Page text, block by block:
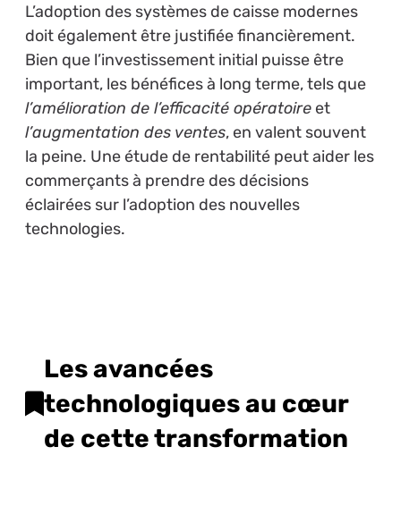
L’adoption des systèmes de caisse modernes
doit également être justifiée financièrement.
Bien que l’investissement initial puisse être
important, les bénéfices à long terme, tels que
l’amélioration de l’efficacité opératoireet
l’augmentation des ventes, en valent souvent
la peine. Une étude de rentabilité peut aider les
commerçants à prendre des décisions
éclairées sur l’adoption des nouvelles
technologies.
Les avancées
technologiques au cœur
de cette transformation